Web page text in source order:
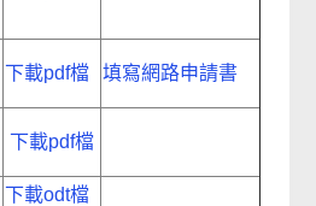
下載pdf檔 填寫網路申請書
下載pdf檔
下載odt檔